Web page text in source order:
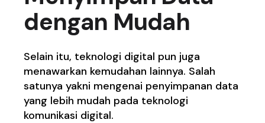
dengan Mudah
Selain itu, teknologi digital pun juga
menawarkan kemudahan lainnya. Salah
satunya yakni mengenai penyimpanan data
yang lebih mudah pada teknologi
komunikasi digital.